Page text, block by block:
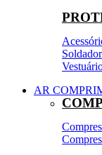
Soldador
AR